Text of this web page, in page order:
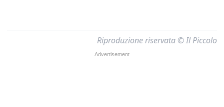
Riproduzione riservata © Il Piccolo